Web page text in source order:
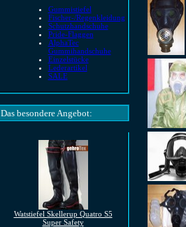
Gummistiefel
Fischer-/Regenkleidung
Schutzhandschuhe
Pride-Flaggen
AlphaTec
Gummihandschuhe
Einzelstücke
Lederartikel
SALE
Das besondere Angebot:
Watstiefel Skellerup Quatro S5
Super Safety